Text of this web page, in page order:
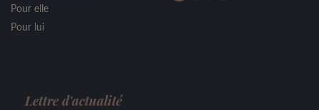
Pour elle
Pour lui
Lettre d'actualité